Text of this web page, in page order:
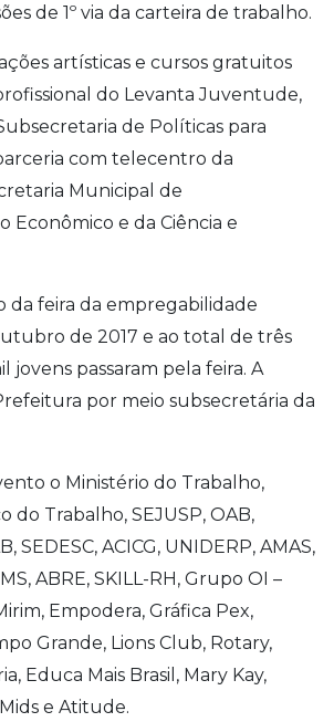
de 1º via da carteira de trabalho.
artísticas e cursos gratuitos
do Levanta Juventude,
de Políticas para
com telecentro da
Municipal de
Econômico e da Ciência e
da feira da empregabilidade
de 2017 e ao total de três
jovens passaram pela feira. A
por meio subsecretária da
o Ministério do Trabalho,
do Trabalho, SEJUSP, OAB,
SEDESC, ACICG, UNIDERP, AMAS,
ABRE, SKILL-RH, Grupo OI –
Empodera, Gráfica Pex,
Grande, Lions Club, Rotary,
Educa Mais Brasil, Mary Kay,
e Atitude.